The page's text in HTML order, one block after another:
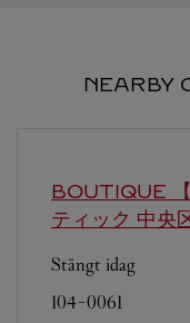
NEARBY
BOUTIQUE
ティック 中央
Stängt idag
104-0061